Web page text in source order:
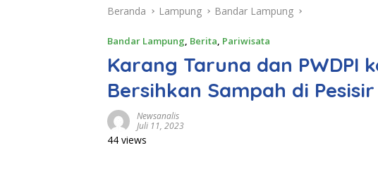
Beranda Lampung Bandar Lampung
Bandar Lampung, Berita, Pariwisata
Karang Taruna dan PWDPI
Bersihkan Sampah di Pesisir
Newsanalis
Juli 11, 2023
44 views